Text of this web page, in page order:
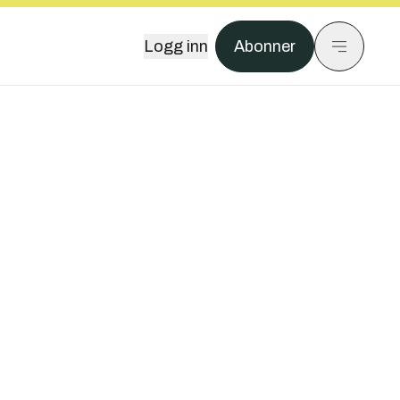
Logg inn Abonner